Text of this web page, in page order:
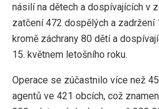
násilí na dětech a dospívajících v
zatčení 472 dospělých a zadržení
kromě záchrany 80 dětí a
15. květnem letošního roku.
Operace se zúčastnilo více než
agentů ve 421 obcích, což